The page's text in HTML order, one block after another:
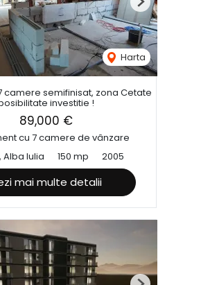
Harta
Next
camere semifinisat, zona Cetate
investitie !
89,000 €
cu 7 camere de vânzare
Alba Iulia
150 mp 2005
mai multe detalii